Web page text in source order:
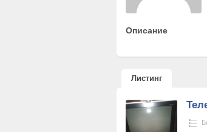
Описание
Листинг